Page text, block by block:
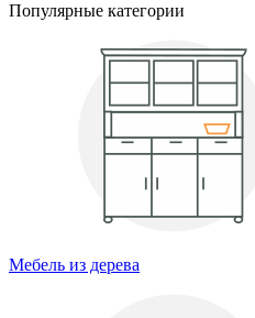
Популярные категории
Мебель из дерева